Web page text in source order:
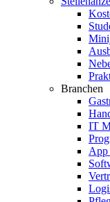
Branchen
IT
App